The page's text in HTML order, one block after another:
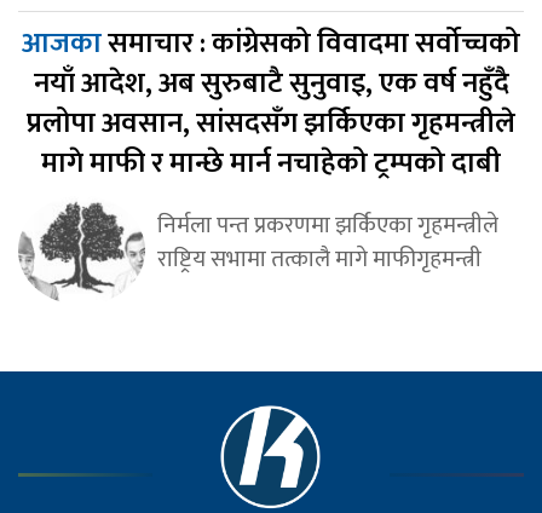
आजकासमाचार : कांग्रेसको विवादमा सर्वोच्चको
नयाँ आदेश, अब सुरुबाटै सुनुवाइ, एक वर्ष नहुँदै
प्रलोपा अवसान, सांसदसँग झर्किएका गृहमन्त्रीले
मागे माफी र मान्छे मार्न नचाहेको ट्रम्पको दाबी
निर्मला पन्त प्रकरणमा झर्किएका गृहमन्त्रीले
राष्ट्रिय सभामा तत्कालै मागे माफीगृहमन्त्री